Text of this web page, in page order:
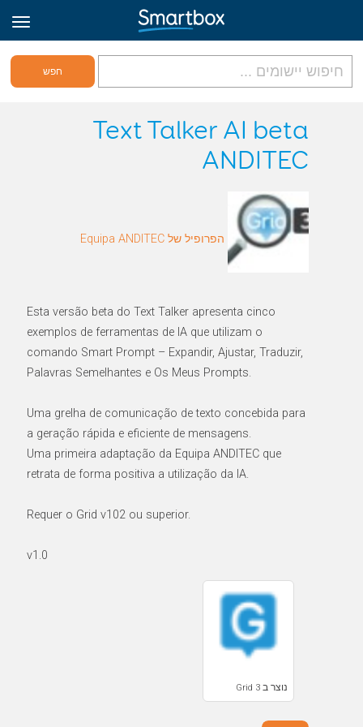
גריד אונליין
היכנס
Text Talker AI beta
ANDITEC
הפרופיל של Equipa ANDITEC
Esta versão beta do Text Talker apresenta cinco
exemplos de ferramentas de IA que utilizam o
comando Smart Prompt – Expandir, Ajustar, Traduzir,
Palavras Semelhantes e Os Meus Prompts.
Uma grelha de comunicação de texto concebida para
a geração rápida e eficiente de mensagens.
Uma primeira adaptação da Equipa ANDITEC que
retrata de forma positiva a utilização da IA.
Requer o Grid v102 ou superior.
v1.0
נוצר ב Grid 3